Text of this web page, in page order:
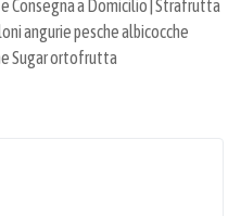
a Domicilio | Strafrutta
angurie pesche albicocche
Sugar ortofrutta